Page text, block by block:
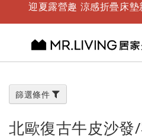
迎夏露營趣 涼感折疊床墊
內
容
北歐復古牛皮沙發
篩選條件